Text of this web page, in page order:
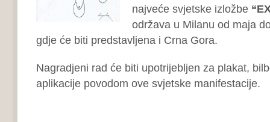
najveće svjetske izložbe
održava u Milanu od maja
gdje će biti predstavljena i Crna Gora.
Nagradjeni rad će biti upotrijebljen za plakat,
aplikacije povodom ove svjetske manifestacije.